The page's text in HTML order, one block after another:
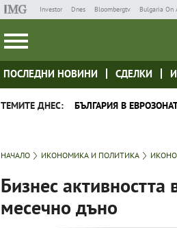
Investor Dnes Bloombergtv Bulgaria On
ПОСЛЕДНИ НОВИНИ СДЕЛКИ
ТЕМИТЕ ДНЕС: БЪЛГАРИЯ В
НАЧАЛО ИКОНОМИКА И ПОЛИТИКА
Бизнес
месечно дъно